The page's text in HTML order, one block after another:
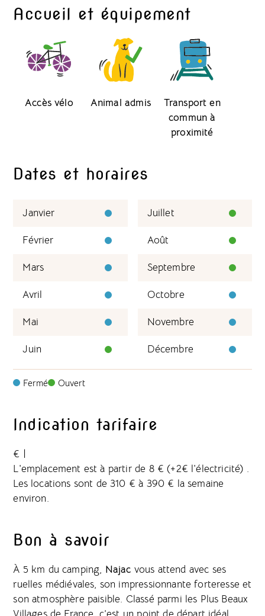
Accueil et équipement
Accès vélo Animal admis
Transport en
commun à
proximité
Dates et horaires
Janvier
Février
Mars
Avril
Mai
Juin
Juillet
Août
Septembre
Octobre
Novembre
Décembre
Fermé Ouvert
Indication tarifaire
€
L'emplacement est à partir de 8 € (+2€ l'électricité) .
Les locations sont de 310 € à 390 € la semaine
environ.
Bon à savoir
À 5 km du camping, Najac vous attend avec ses
ruelles médiévales, son impressionnante forteresse et
son atmosphère paisible. Classé parmi les Plus Beaux